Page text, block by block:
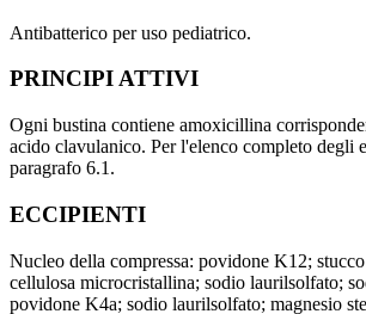
Antibatterico per uso pediatrico.
PRINCIPI ATTIVI
Ogni bustina contiene amoxicillina
acido clavulanico. Per l'elenco completo degli
paragrafo 6.1.
ECCIPIENTI
Nucleo della compressa: povidone K12;
cellulosa microcristallina; sodio laurilsolfato;
povidone K4a; sodio laurilsolfato; magnesio